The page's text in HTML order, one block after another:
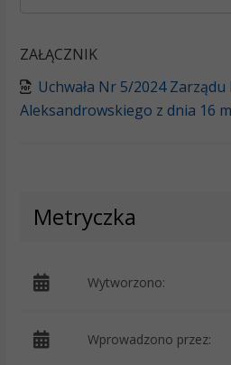
ZAŁĄCZNIK
Uchwała Nr 5/2024
Aleksandrowskiego z dnia 16
Metryczka
Wytworzono:
Wprowadzono przez: